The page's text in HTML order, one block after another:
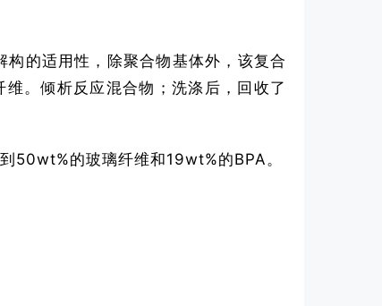
的适用性，除聚合物基体外，该复合
。倾析反应混合物；洗涤后，回收了
50wt%的玻璃纤维和19wt%的BPA。